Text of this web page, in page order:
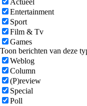
Actueel
Entertainment
Sport
Film & Tv
Games
Toon berichten van deze
Weblog
Column
(P)review
Special
Poll